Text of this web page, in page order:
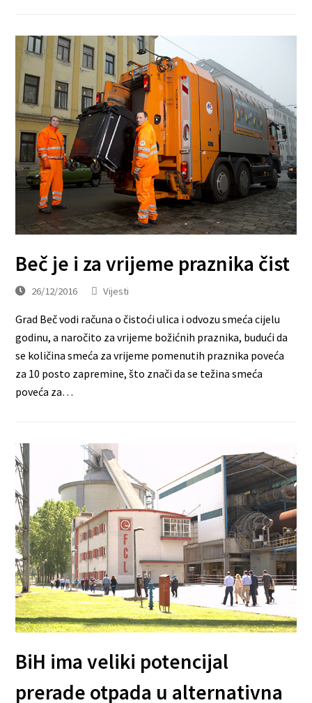
Beč je i za vrijeme praznika čist
26/12/2016 Vijesti
Grad Beč vodi računa o čistoći ulica i odvozu smeća cijelu
godinu, a naročito za vrijeme božićnih praznika, budući da
se količina smeća za vrijeme pomenutih praznika poveća
za 10 posto zapremine, što znači da se težina smeća
poveća za…
BiH ima veliki potencijal
prerade otpada u alternativna